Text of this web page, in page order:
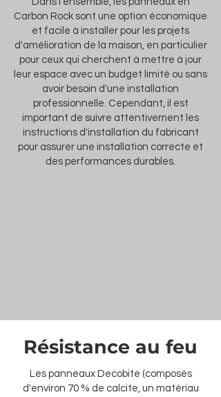
Carbon Rock sont une option économique
et facile à installer pour les projets
d'amélioration de la maison, en particulier
pour ceux qui cherchent à mettre à jour
leur espace avec un budget limité ou sans
avoir besoin d'une installation
professionnelle. Cependant, il est
important de suivre attentivement les
instructions d'installation du fabricant
pour assurer une installation correcte et
des performances durables.
Résistance au feu
Les panneaux Decobite (composés
d'environ 70 % de calcite, un matériau